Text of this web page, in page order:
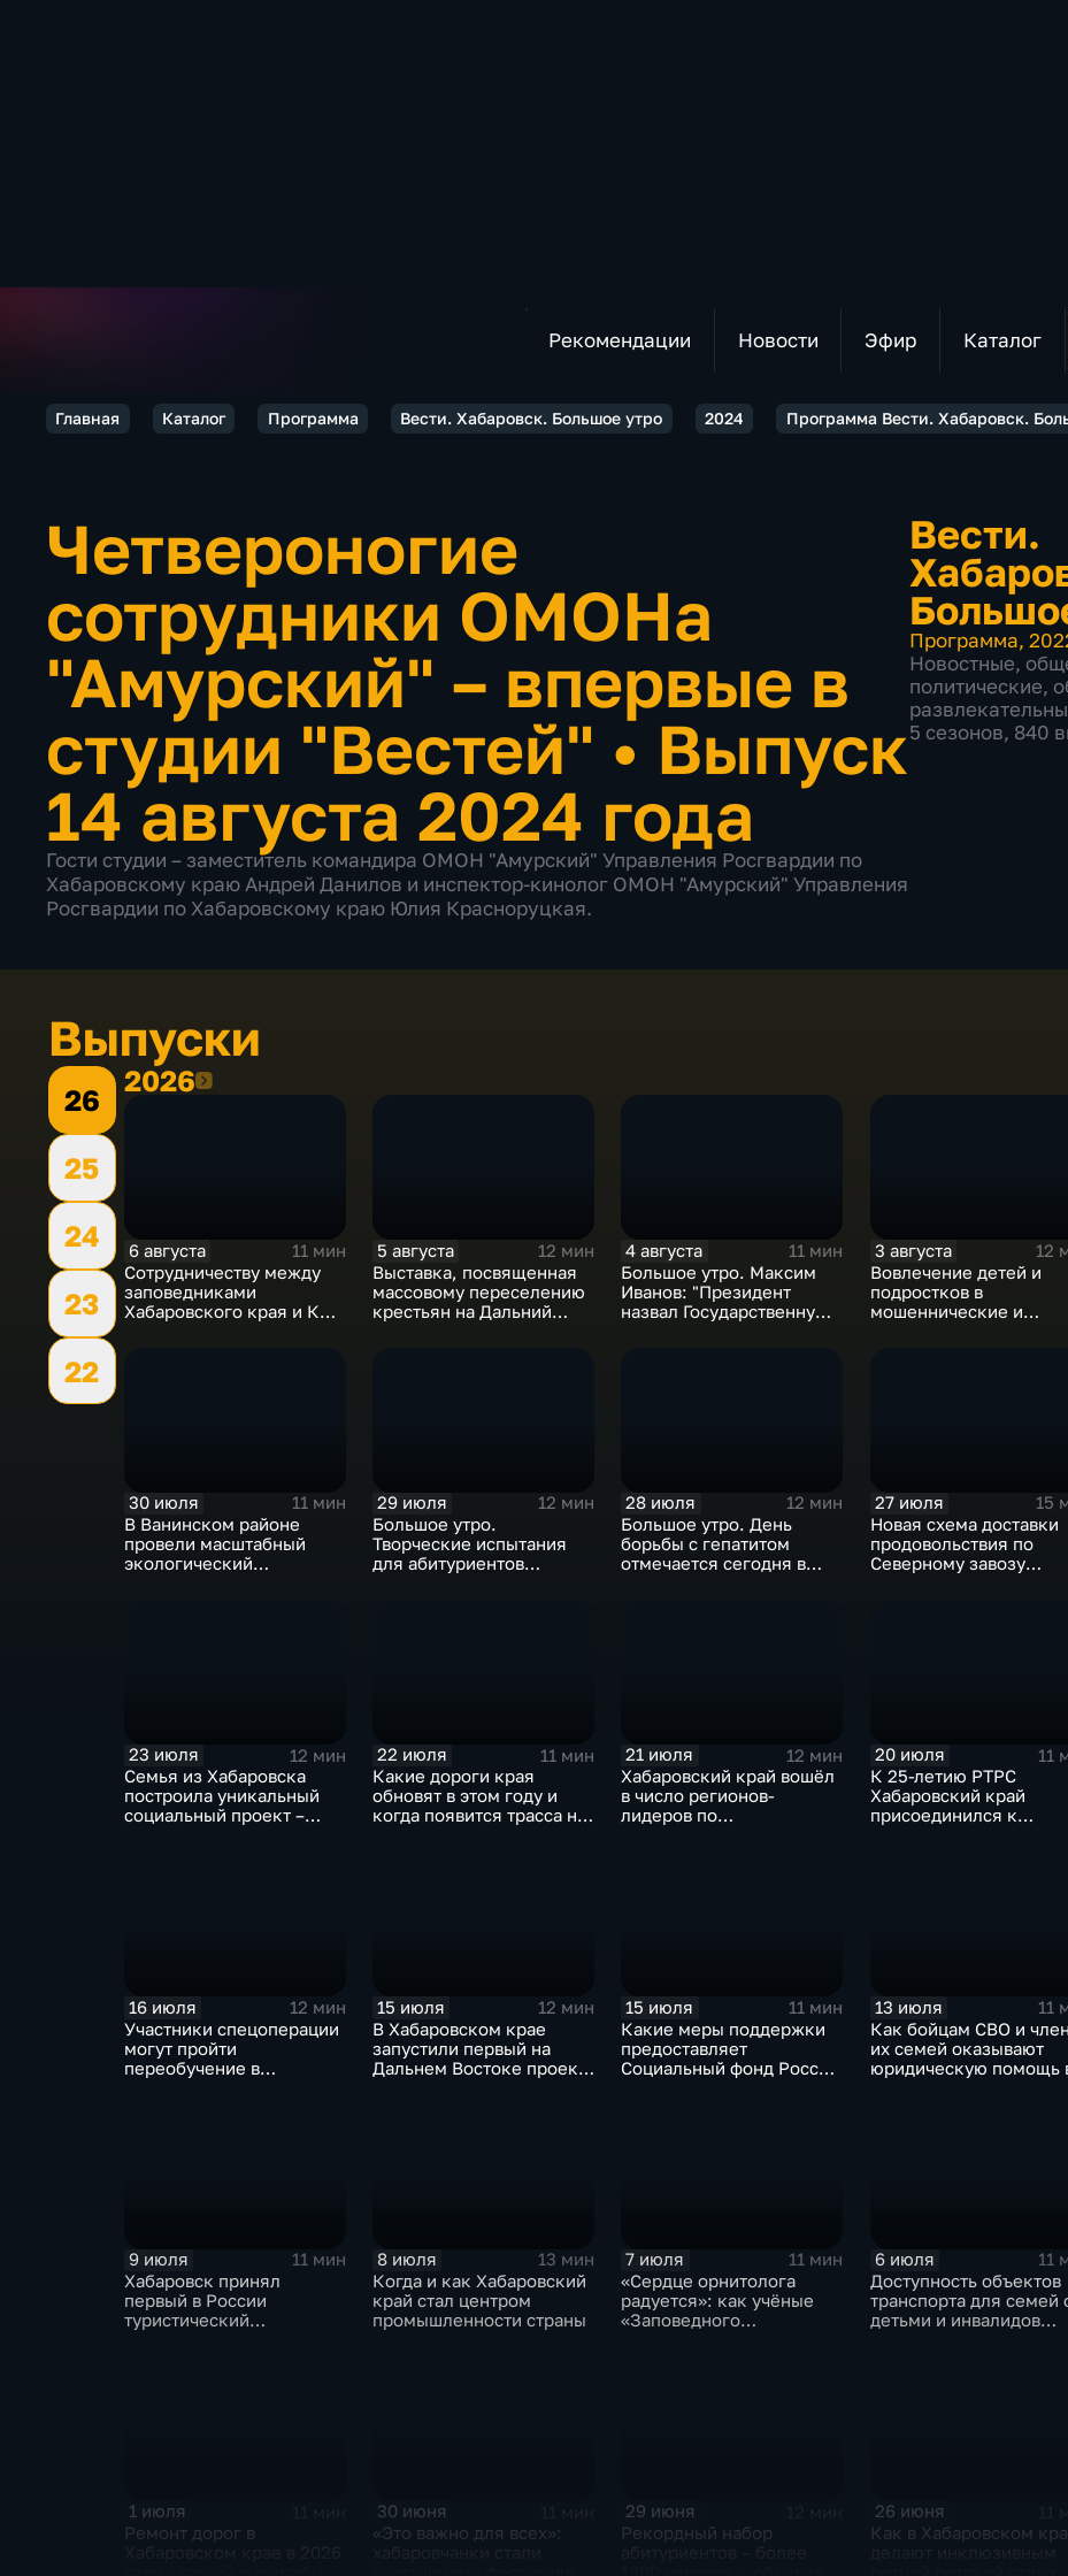
Рекомендации Новости Эфир Каталог
Главная Каталог Программа Вести. Хабаровск. Большое утро 2024 Программа Вести. Хабаровск.
Четвероногие
сотрудники ОМОНа
"Амурский" – впервые в
студии "Вестей" • Выпуск
14 августа 2024 года
Гости студии – заместитель командира ОМОН "Амурский" Управления Росгвардии по
Хабаровскому краю Андрей Данилов и инспектор-кинолог ОМОН "Амурский" Управления
Росгвардии по Хабаровскому краю Юлия Красноруцкая.
Вести.
Программа,
Новостные,
политические,
5 сезонов, 840
Выпуски
26
25
24
23
22
20262026
6 августа
11 мин
Сотрудничеству между
заповедниками
Хабаровского края и КНР
5 августа
12 мин
Выставка, посвященная
массовому переселению
крестьян на Дальний
4 августа
11 мин
Большое утро. Максим
Иванов: "Президент
назвал Государственную
3 августа
12
Вовлечение детей и
подростков в
мошеннические и
30 июля
11 мин
В Ванинском районе
провели масштабный
экологический
29 июля
12 мин
Большое утро.
Творческие испытания
для абитуриентов
28 июля
12 мин
Большое утро. День
борьбы с гепатитом
отмечается сегодня в
27 июля
15
Новая схема доставки
продовольствия по
Северному завозу
23 июля
12 мин
Семья из Хабаровска
построила уникальный
социальный проект –
22 июля
11 мин
Какие дороги края
обновят в этом году и
когда появится трасса на
21 июля
12 мин
Хабаровский край вошёл
в число регионов-
лидеров по
20 июля
11
К 25-летию РТРС
Хабаровский край
присоединился к
16 июля
12 мин
Участники спецоперации
могут пройти
переобучение в
15 июля
12 мин
В Хабаровском крае
запустили первый на
Дальнем Востоке проект
15 июля
11 мин
Какие меры поддержки
предоставляет
Социальный фонд России
13 июля
11
Как бойцам СВО и
их семей оказывают
юридическую помощь
9 июля
11 мин
Хабаровск принял
первый в России
туристический
8 июля
13 мин
Когда и как Хабаровский
край стал центром
промышленности страны
7 июля
11 мин
«Сердце орнитолога
радуется»: как учёные
«Заповедного
6 июля
11
Доступность объектов
транспорта для семей
детьми и инвалидов
1 июля
Ремонт дорог в
30 июня
«Это важно для всех»:
29 июня
Рекордный набор
26 июня
Как в Хабаровском